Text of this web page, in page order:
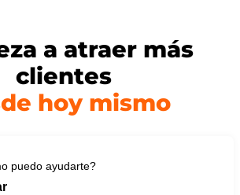
a atraer más
clientes
hoy mismo
puedo ayudarte?